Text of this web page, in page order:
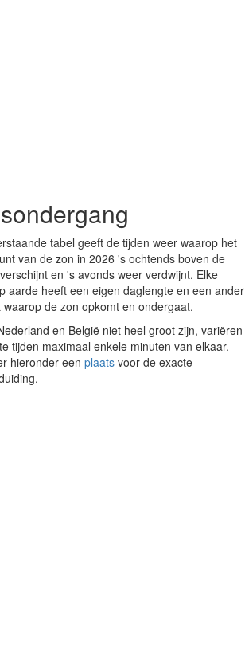
tabel geeft de tijden weer waarop het
van de zon in 2026 's ochtends boven de
en 's avonds weer verdwijnt. Elke
aarde heeft een eigen daglengte en een ander
waarop de zon opkomt en ondergaat.
en België niet heel groot zijn, variëren
tijden maximaal enkele minuten van elkaar.
hieronder een plaats voor de exacte